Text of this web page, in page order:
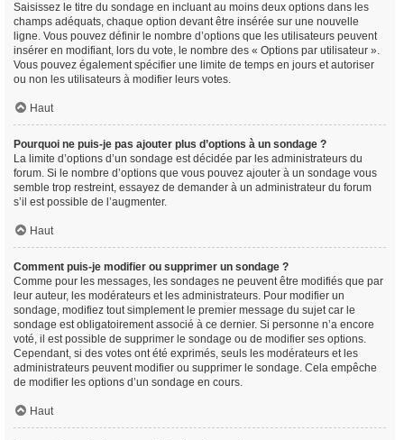
Saisissez le titre du sondage en incluant au moins deux options dans les
champs adéquats, chaque option devant être insérée sur une nouvelle
ligne. Vous pouvez définir le nombre d’options que les utilisateurs peuvent
insérer en modifiant, lors du vote, le nombre des « Options par utilisateur ».
Vous pouvez également spécifier une limite de temps en jours et autoriser
ou non les utilisateurs à modifier leurs votes.
Haut
Pourquoi ne puis-je pas ajouter plus d’options à un sondage ?
La limite d’options d’un sondage est décidée par les administrateurs du
forum. Si le nombre d’options que vous pouvez ajouter à un sondage vous
semble trop restreint, essayez de demander à un administrateur du forum
s’il est possible de l’augmenter.
Haut
Comment puis-je modifier ou supprimer un sondage ?
Comme pour les messages, les sondages ne peuvent être modifiés que par
leur auteur, les modérateurs et les administrateurs. Pour modifier un
sondage, modifiez tout simplement le premier message du sujet car le
sondage est obligatoirement associé à ce dernier. Si personne n’a encore
voté, il est possible de supprimer le sondage ou de modifier ses options.
Cependant, si des votes ont été exprimés, seuls les modérateurs et les
administrateurs peuvent modifier ou supprimer le sondage. Cela empêche
de modifier les options d’un sondage en cours.
Haut